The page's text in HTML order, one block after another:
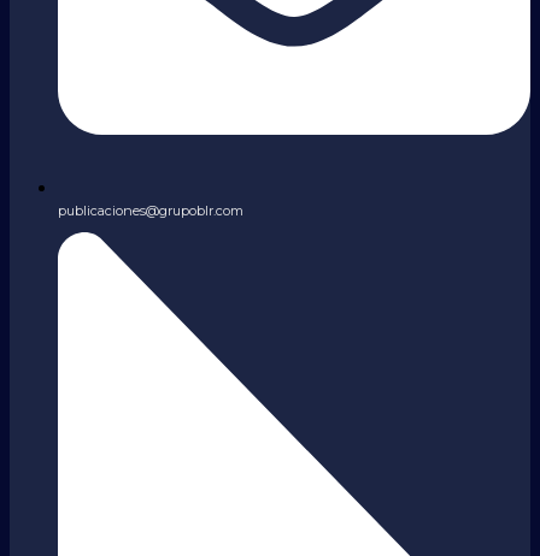
publicaciones@grupoblr.com